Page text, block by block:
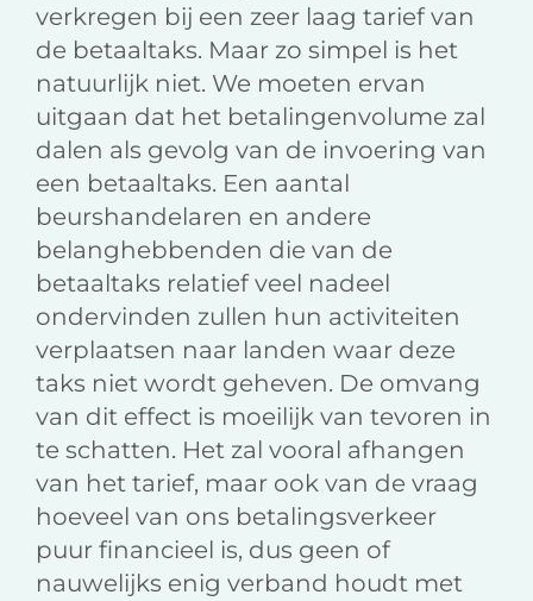
verkregen bij een zeer laag tarief van
de betaaltaks. Maar zo simpel is het
natuurlijk niet. We moeten ervan
uitgaan dat het betalingenvolume zal
dalen als gevolg van de invoering van
een betaaltaks. Een aantal
beurshandelaren en andere
belanghebbenden die van de
betaaltaks relatief veel nadeel
ondervinden zullen hun activiteiten
verplaatsen naar landen waar deze
taks niet wordt geheven. De omvang
van dit effect is moeilijk van tevoren in
te schatten. Het zal vooral afhangen
van het tarief, maar ook van de vraag
hoeveel van ons betalingsverkeer
puur financieel is, dus geen of
nauwelijks enig verband houdt met